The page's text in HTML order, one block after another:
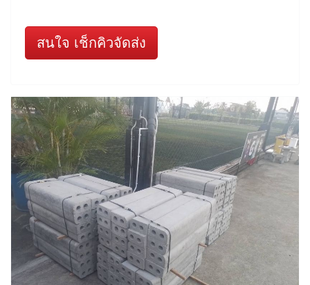
สนใจ เช็กคิวจัดส่ง